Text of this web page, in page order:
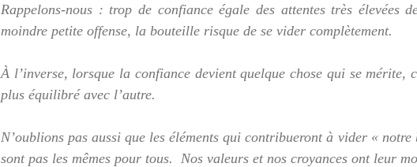
Rappelons-nous : trop de confiance égale des attentes très
moindre petite offense, la bouteille risque de se vider complètement.
À l’inverse, lorsque la confiance devient quelque chose qui se mérite,
plus équilibré avec l’autre.
N’oublions pas aussi que les éléments qui contribueront à vider «
sont pas les mêmes pour tous.  Nos valeurs et nos croyances ont leur